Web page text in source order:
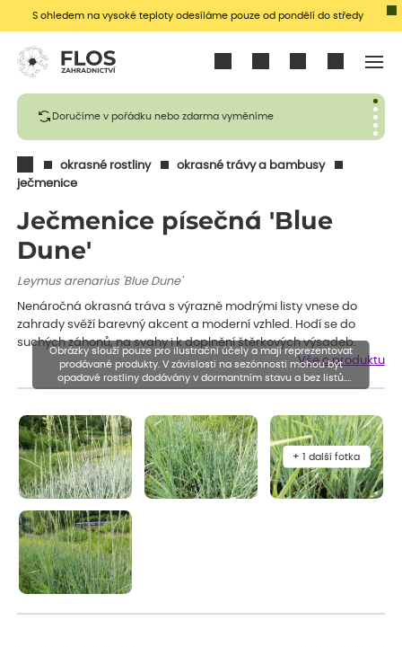
S ohledem na vysoké teploty odesíláme pouze od pondělí do středy
Doručíme v pořádku nebo zdarma vyměníme
okrasné rostliny
okrasné trávy a bambusy
ječmenice
Ječmenice písečná 'Blue
Dune'
Leymus arenarius 'Blue Dune'
Nenáročná okrasná tráva s výrazně modrými listy vnese do
zahrady svěží barevný akcent a moderní vzhled. Hodí se do
suchých záhonů, na svahy i k doplnění štěrkových výsadeb.
Vše o produktu
Obrázky slouží pouze pro ilustrační účely a mají reprezentovat
prodávané produkty. V závislosti na sezónnosti mohou být
opadavé rostliny dodávány v dormantním stavu a bez listů.
Rostliny mohou být také sestřiženy níže, než je uvedená výška,
+ 1 další fotka